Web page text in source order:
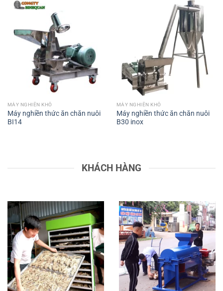
MÁY NGHIỀN KHÔ
Máy nghiền thức ăn chăn nuôi
BI14
MÁY NGHIỀN KHÔ
Máy nghiền thức ăn chăn nuôi
B30 inox
KHÁCH HÀNG